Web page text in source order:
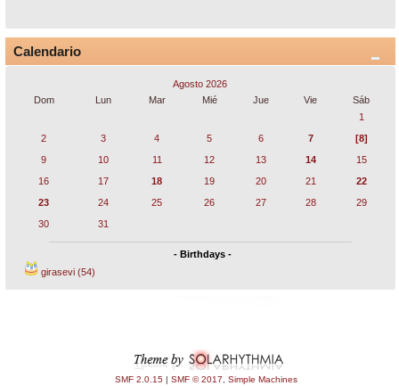
Calendario
Agosto 2026
Dom
Lun Mar Mié Jue Vie
Sáb
1
2
3 4 5 6 7
[8]
9
10 11 12 13 14
15
16
17 18 19 20 21
22
23
24 25 26 27 28
29
30
31
- Birthdays -
girasevi (54)
SMF 2.0.15 | SMF © 2017 Simple Machines